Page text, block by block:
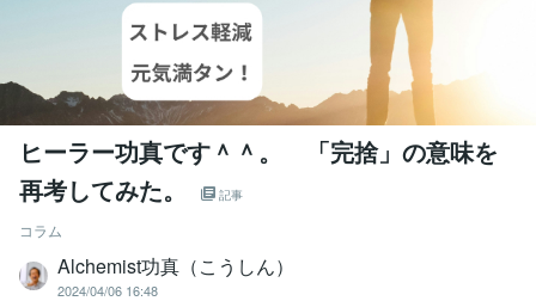
ヒーラー功真です＾＾。 「完捨」の意味を
再考してみた。
記事
コラム
Alchemist功真（こうしん）
2024/04/06 16:48